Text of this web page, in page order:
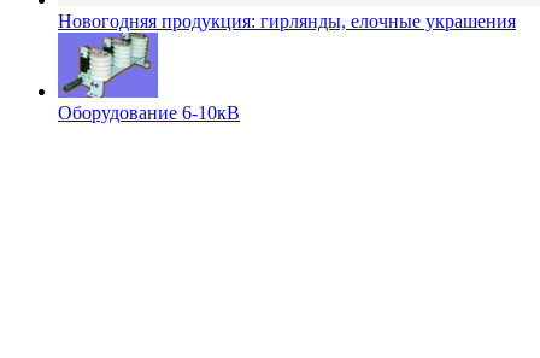
Новогодняя продукция: гирлянды, елочные украшения
Оборудование 6-10кВ